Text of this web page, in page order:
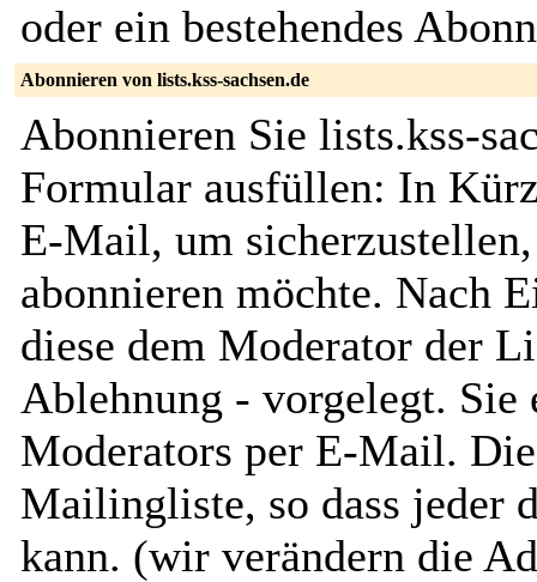
oder ein bestehendes
Abonnieren von lists.kss-sachsen.de
Abonnieren Sie lists.kss-
Formular ausfüllen: In
E-Mail, um
abonnieren möchte. Nach
diese dem Moderator der
Ablehnung - vorgelegt. Sie
Moderators per E-Mail.
Mailingliste, so dass jeder
kann. (wir verändern die